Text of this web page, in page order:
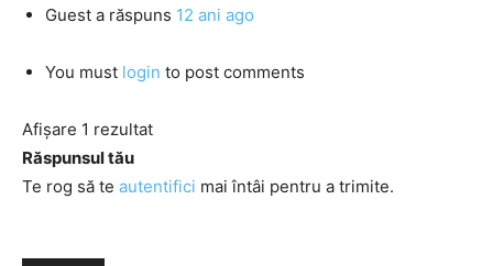
Guest a răspuns 12 ani ago
You must login to post comments
Afișare 1 rezultat
Răspunsul tău
Te rog să te autentifici mai întâi pentru a trimite.